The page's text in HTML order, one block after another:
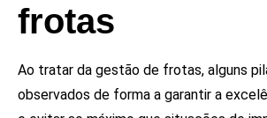
frotas
Ao tratar da gestão de frotas, alguns
observados de forma a garantir a